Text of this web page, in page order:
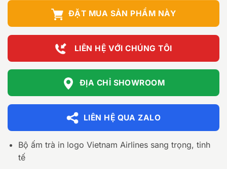
ĐẶT MUA SẢN PHẨM NÀY
LIÊN HỆ VỚI CHÚNG TÔI
ĐỊA CHỈ SHOWROOM
LIÊN HỆ QUA ZALO
Bộ ấm trà in logo Vietnam Airlines sang trọng, tinh
tế